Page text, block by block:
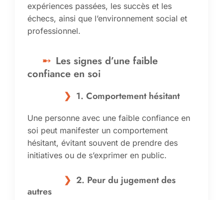
expériences passées, les succès et les
échecs, ainsi que l’environnement social et
professionnel.
Les signes d’une faible
confiance en soi
1. Comportement hésitant
Une personne avec une faible confiance en
soi peut manifester un comportement
hésitant, évitant souvent de prendre des
initiatives ou de s’exprimer en public.
2. Peur du jugement des
autres